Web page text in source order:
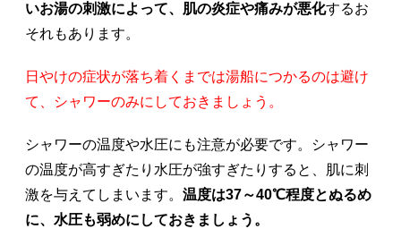
いお湯の刺激によって、肌の炎症や痛みが悪化するお
それもあります。
日やけの症状が落ち着くまでは湯船につかるのは避け
て、シャワーのみにしておきましょう。
シャワーの温度や水圧にも注意が必要です。シャワー
の温度が高すぎたり水圧が強すぎたりすると、肌に刺
激を与えてしまいます。 温度は37～40℃程度とぬるめ
に、水圧も弱めにしておきましょう。